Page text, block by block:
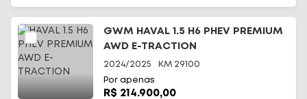
GWM HAVAL 1.5 H6 PHEV PREMIUM
AWD E-TRACTION
2024/2025 KM 29100
Por apenas
R$ 214.900,00